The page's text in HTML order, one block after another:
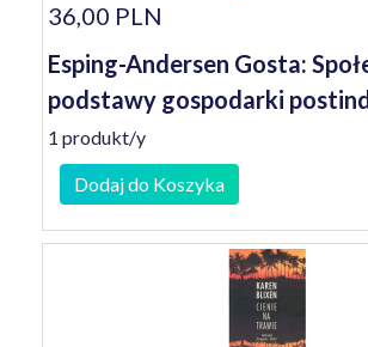
36,00 PLN
Esping-Andersen Gosta:
podstawy gospodarki
1 produkt/y
Dodaj do Koszyka